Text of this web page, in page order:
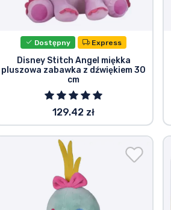
Dostępny Express
Disney Stitch Angel miękka
pluszowa zabawka z dźwiękiem 30
cm
129.42 zł